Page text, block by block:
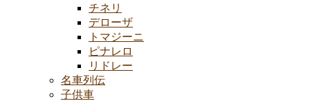
チネリ
デローザ
トマジーニ
ピナレロ
リドレー
名車列伝
子供車